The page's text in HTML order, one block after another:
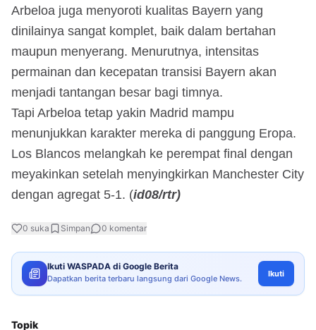
Arbeloa juga menyoroti kualitas Bayern yang
dinilainya sangat komplet, baik dalam bertahan
maupun menyerang. Menurutnya, intensitas
permainan dan kecepatan transisi Bayern akan
menjadi tantangan besar bagi timnya.
Tapi Arbeloa tetap yakin Madrid mampu
menunjukkan karakter mereka di panggung Eropa.
Los Blancos melangkah ke perempat final dengan
meyakinkan setelah menyingkirkan Manchester City
dengan agregat 5-1. (id08/rtr)
0 suka Simpan 0 komentar
Ikuti WASPADA di Google Berita
Dapatkan berita terbaru langsung dari Google News. Ikuti
Topik